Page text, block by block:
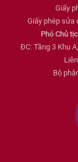
Giấy
Giấy phép sửa
Phó Chủ
ĐC: Tầng 3 Khu
Bộ